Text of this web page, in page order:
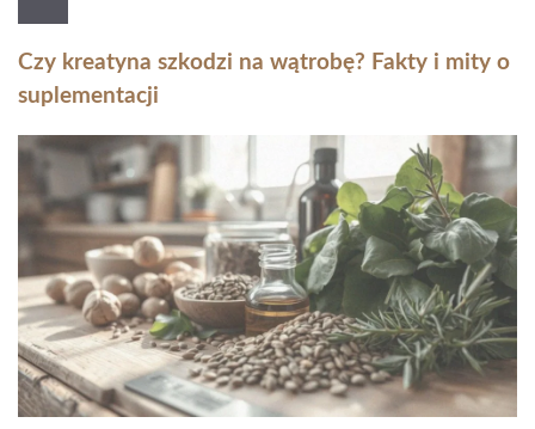
Czy kreatyna szkodzi na wątrobę? Fakty i mity o
suplementacji